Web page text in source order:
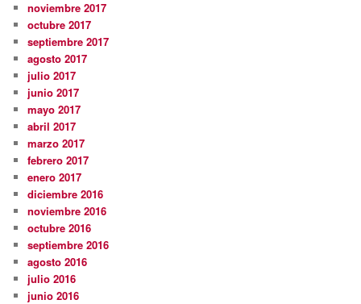
noviembre 2017
octubre 2017
septiembre 2017
agosto 2017
julio 2017
junio 2017
mayo 2017
abril 2017
marzo 2017
febrero 2017
enero 2017
diciembre 2016
noviembre 2016
octubre 2016
septiembre 2016
agosto 2016
julio 2016
junio 2016